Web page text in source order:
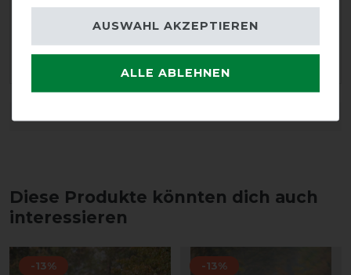
LATEST REVIEWS
09.12.2023
Sehr durchdachte Befestigung, prima Qualität
Diese Produkte könnten dich auch
interessieren
-13% -13%
ALLE ABLEHNEN
AUSWAHL AKZEPTIEREN